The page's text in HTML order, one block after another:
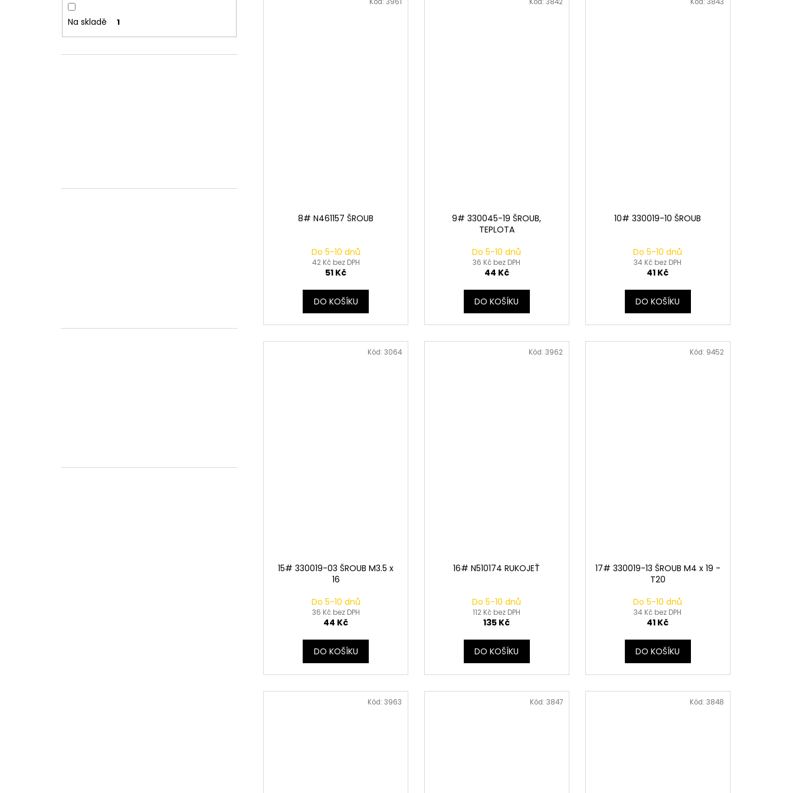
Na skladě 1
8# N461157 ŠROUB
Do 5-10 dnů
42 Kč bez DPH
51 Kč
DO KOŠÍKU
Kód:3961
9# 330045-19 ŠROUB,
TEPLOTA
Do 5-10 dnů
36 Kč bez DPH
44 Kč
DO KOŠÍKU
Kód: 3842
10# 330019-10 ŠROUB
Do 5-10 dnů
34 Kč bez DPH
41 Kč
DO KOŠÍKU
Kód: 3843
15# 330019-03 ŠROUB M3.5 x
16
Do 5-10 dnů
36 Kč bez DPH
44 Kč
DO KOŠÍKU
Kód:3064
16# N510174 RUKOJEŤ
Do 5-10 dnů
112 Kč bez DPH
135 Kč
DO KOŠÍKU
Kód: 3962
17# 330019-13 ŠROUB M4 x 19 -
T20
Do 5-10 dnů
34 Kč bez DPH
41 Kč
DO KOŠÍKU
Kód: 9452
Kód:3963 Kód: 3847 Kód: 3848